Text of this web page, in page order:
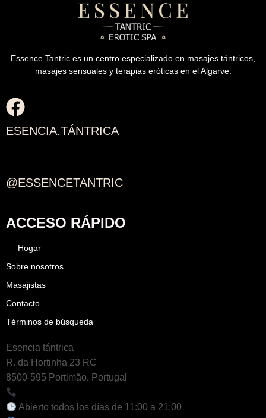
Essence Tantric es un centro especializado en masajes tántricos,
masajes sensuales y terapias eróticas en el Algarve.
ESENCIA.TÁNTRICA
@ESSENCETANTRIC
ACCESO RÁPIDO
Hogar
Sobre nosotros
Masajistas
Contacto
Términos de búsqueda
Esencia tántrica
R. da Hortinha 23 RC
8500-595 Portimão, Portugal
Abierto todos los días de 11:00 a 21:00